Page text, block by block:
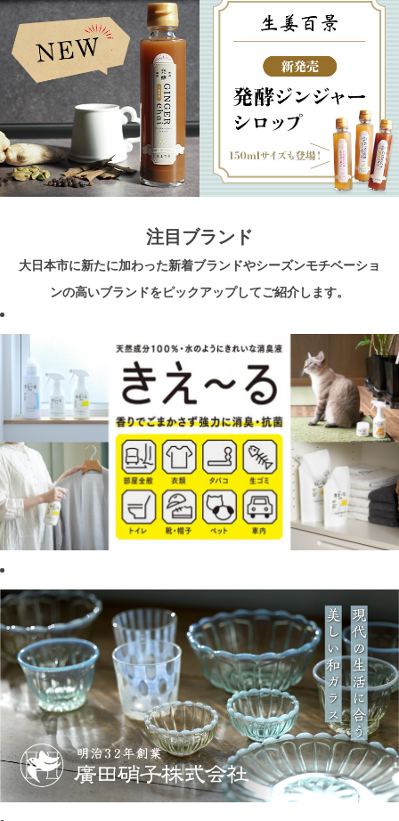
注目ブランド
大日本市に新たに加わった新着ブランドやシーズンモチベーショ
ンの高いブランドをピックアップしてご紹介します。